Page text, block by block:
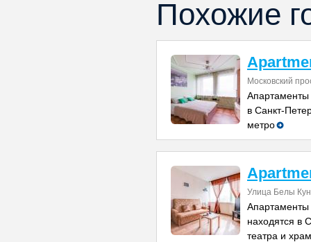
Похожие
Московский
в Санкт-
метро
Улица Белы
находятся в
театра и